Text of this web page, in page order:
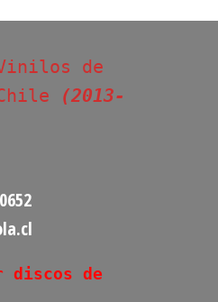
de
(2013-
discos de